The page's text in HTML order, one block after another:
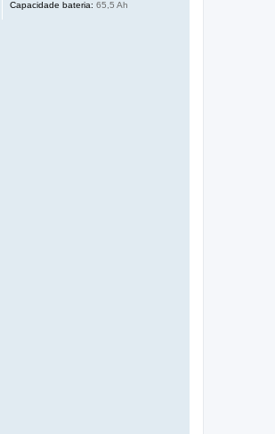
Capacidade bateria: 65,5 Ah